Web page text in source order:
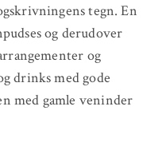
tegn. En
og derudover
og
drinks med gode
med gamle veninder